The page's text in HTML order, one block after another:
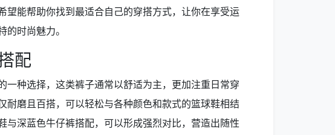
望能帮助你找到最适合自己的穿搭方式，让你在享受运
时尚魅力。
配
一种选择，这类裤子通常以舒适为主，更加注重日常穿
耐磨且百搭，可以轻松与各种颜色和款式的篮球鞋相结
与深蓝色牛仔裤搭配，可以形成强烈对比，营造出随性